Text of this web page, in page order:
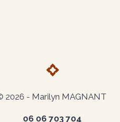
2026 - Marilyn MAGNANT
06 06 703 704